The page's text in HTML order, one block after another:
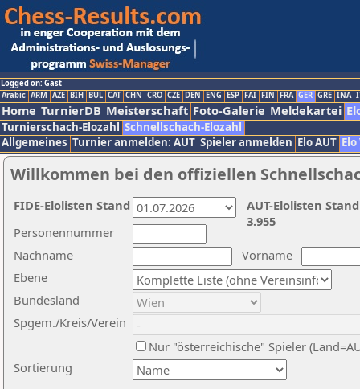
Logged on: Gast
Arabic ARM AZE BIH BUL CAT CHN CRO CZE DEN ENG ESP FAI FIN FRA GER GRE INA
Home TurnierDB Meisterschaft Foto-Galerie Meldekartei
Turnierschach-Elozahl Schnellschach-Elozahl
Allgemeines Turnier anmelden: AUT Spieler anmelden Elo AUT
Willkommen bei den offiziellen
Nachname
Vorname
Ebene
Sortierung
Personennummer
Bundesland
Spgem./Kreis/Verein
Nur "österreichische" Spieler
AUT-Elolisten
3.955
FIDE-Elolisten Stand